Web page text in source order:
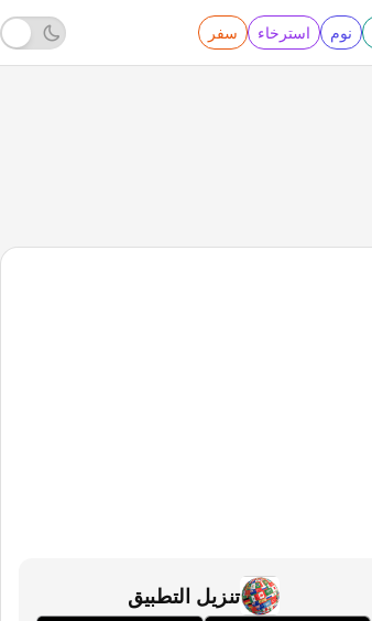
نوم استرخاء سفر
تنزيل التطبيق